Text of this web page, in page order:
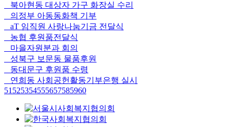
북아현동 대상자 가구 화장실 수리
의정부 아동동화책 기부
aT 임직원 사랑나눔기금 전달식
농협 후원품전달식
마을자원분과 회의
성북구 보문동 물품후원
동대문구 후원품 수령
연희동 사회공헌활동기부은행 실시
51 525354555657585960